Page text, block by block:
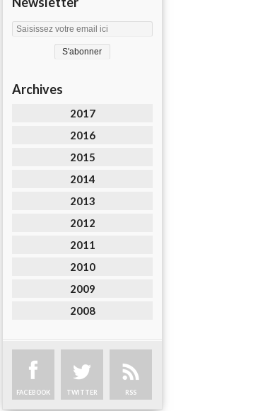
Archives
2017
2016
2015
2014
2013
2012
2011
2010
2009
2008
FACEBOOK TWITTER RSS